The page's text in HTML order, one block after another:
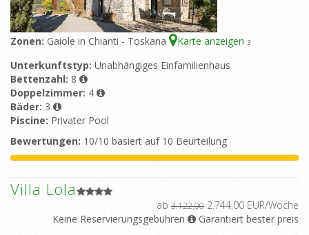
Zonen: Gaiole in Chianti - Toskana Karte anzeigen 3
Unterkunftstyp: Unabhängiges Einfamilienhaus
Bettenzahl: 8
Doppelzimmer: 4
Bäder: 3
Piscine: Privater Pool
Bewertungen: 10/10 basiert auf 10 Beurteilung
Villa Lola
ab 3.122,00 2.744,00 EUR/Woche
Keine Reservierungsgebühren
Garantiert bester preis